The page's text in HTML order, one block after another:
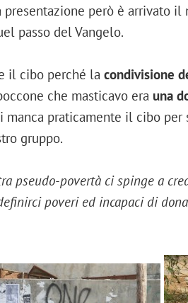
presentazione però è arrivato
passo del Vangelo.
il cibo perché la condivisione
che masticavo era una
manca praticamente il cibo
gruppo.
pseudo-povertà ci spinge a
poveri ed incapaci di